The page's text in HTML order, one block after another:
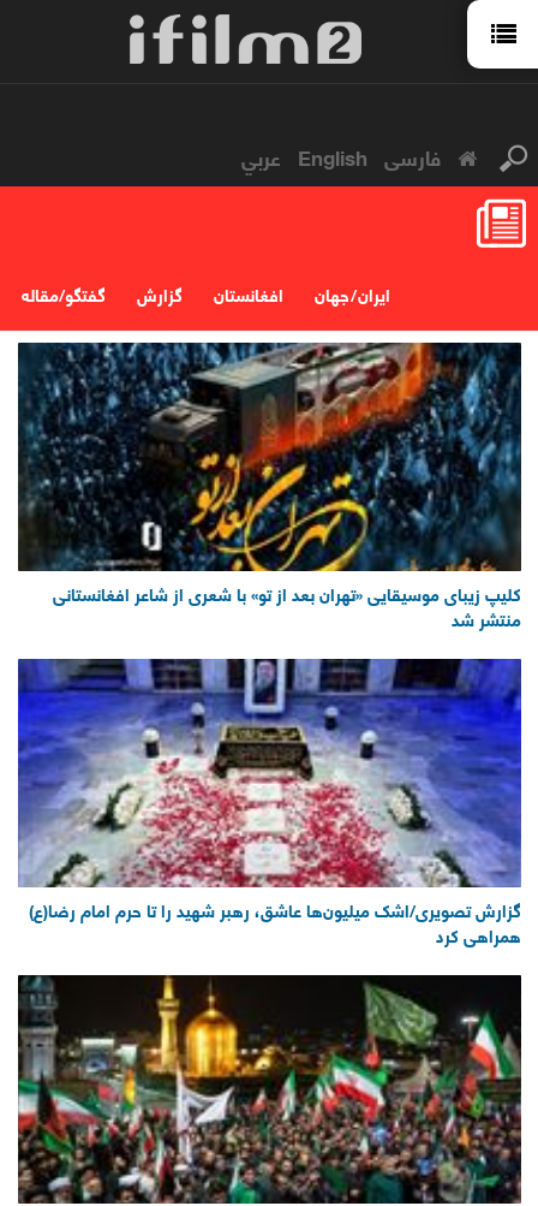
فارسی English عربي
گفتگو/مقاله گزارش افغانستان ایران / جهان
کلیپ زیبای موسیقایی «تهران بعد از تو» با شعری از شاعر افغانستانی
منتشر شد
گزارش تصویری/اشک میلیون‌ها عاشق، رهبر شهید را تا حرم امام رضا(ع)
همراهی کرد